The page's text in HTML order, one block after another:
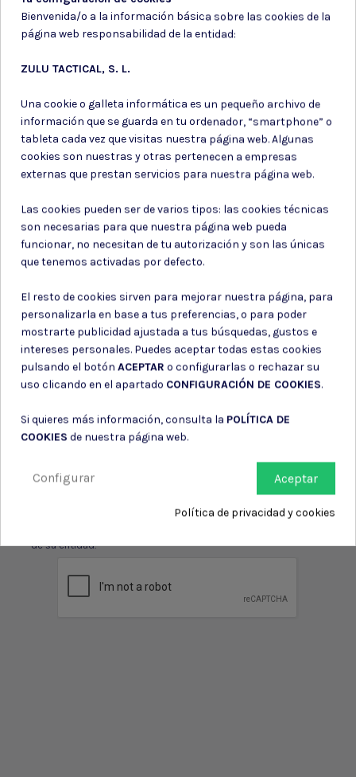
Utiles de
supervivencia
PASTILLAS
POTABILIZADORAS 50
PASTILLAS
7,90 €
Spray de defensa
ALARMA DEFENSA PERSONAL
Suscríbete a nuestro boletín
información de contacto en el aviso legal.
de su entidad.
Bienvenida/o a la información básica sobre las cookies de la
página web responsabilidad de la entidad:
ZULU TACTICAL, S. L.
Una cookie o galleta informática es un pequeño archivo de
información que se guarda en tu ordenador, “smartphone” o
tableta cada vez que visitas nuestra página web. Algunas
cookies son nuestras y otras pertenecen a empresas
externas que prestan servicios para nuestra página web.
Las cookies pueden ser de varios tipos: las cookies técnicas
son necesarias para que nuestra página web pueda
funcionar, no necesitan de tu autorización y son las únicas
que tenemos activadas por defecto.
El resto de cookies sirven para mejorar nuestra página, para
personalizarla en base a tus preferencias, o para poder
mostrarte publicidad ajustada a tus búsquedas, gustos e
intereses personales. Puedes aceptar todas estas cookies
pulsando el botón ACEPTAR o configurarlas o rechazar su
uso clicando en el apartado CONFIGURACIÓN DE COOKIES.
Si quieres más información, consulta la POLÍTICA DE
COOKIES de nuestra página web.
Aceptar
Configurar
Política de privacidad y cookies